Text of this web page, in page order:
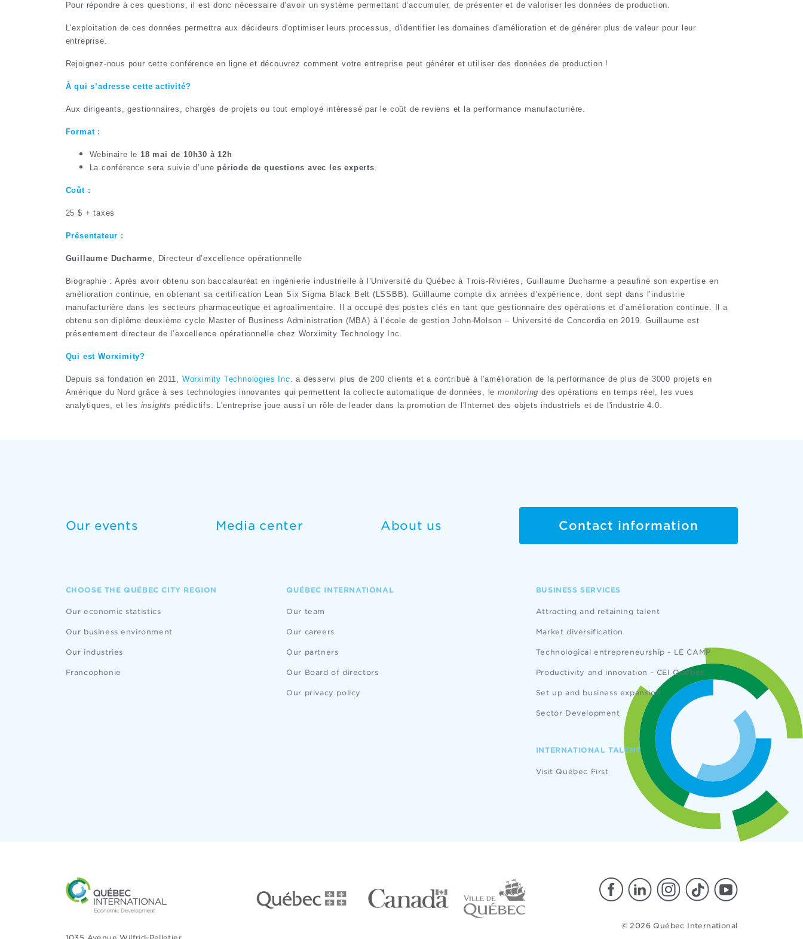
Pour répondre à ces questions, il est donc nécessaire d’avoir un système permettant d’accumuler, de présenter et de valoriser les données de production.
L'exploitation de ces données permettra aux décideurs d'optimiser leurs processus, d'identifier les domaines d'amélioration et de générer plus de valeur pour leur
entreprise.
Rejoignez-nous pour cette conférence en ligne et découvrez comment votre entreprise peut générer et utiliser des données de production !
À qui s’adresse cette activité?
Aux dirigeants, gestionnaires, chargés de projets ou tout employé intéressé par le coût de reviens et la performance manufacturière.
Format :
Webinaire le 18 mai de 10h30 à 12h
La conférence sera suivie d’une période de questions avec les experts.
Coût :
25 $ + taxes
Présentateur :
Guillaume Ducharme, Directeur d’excellence opérationnelle
Biographie : Après avoir obtenu son baccalauréat en ingénierie industrielle à l’Université du Québec à Trois-Rivières, Guillaume Ducharme a peaufiné son expertise en
amélioration continue, en obtenant sa certification Lean Six Sigma Black Belt (LSSBB). Guillaume compte dix années d’expérience, dont sept dans l’industrie
manufacturière dans les secteurs pharmaceutique et agroalimentaire. Il a occupé des postes clés en tant que gestionnaire des opérations et d’amélioration continue. Il a
obtenu son diplôme deuxième cycle Master of Business Administration (MBA) à l’école de gestion John-Molson – Université de Concordia en 2019. Guillaume est
présentement directeur de l’excellence opérationnelle chez Worximity Technology Inc.
Qui est Worximity?
Depuis sa fondation en 2011, Worximity Technologies Inc . a desservi plus de 200 clients et a contribué à l'amélioration de la performance de plus de 3000 projets en
Amérique du Nord grâce à ses technologies innovantes qui permettent la collecte automatique de données, le monitoring des opérations en temps réel, les vues
analytiques, et les insights prédictifs. L'entreprise joue aussi un rôle de leader dans la promotion de l'Internet des objets industriels et de l'industrie 4.0.
Our events Media center About us Contact information
CHOOSE THE QUÉBEC CITY REGION
Our economic statistics
Our business environment
Our industries
Francophonie
QUÉBEC INTERNATIONAL
Our team
Our careers
Our partners
Our Board of directors
Our privacy policy
BUSINESS SERVICES
Attracting and retaining talent
Market diversification
Technological entrepreneurship - LE CAMP
Productivity and innovation - CEI Québec
Set up and business expansion
Sector Development
INTERNATIONAL TALENT
Visit Québec First
© 2026 Québec International